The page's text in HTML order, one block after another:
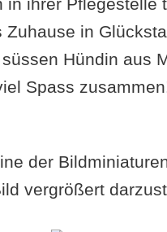
Zuhause in
Hündin aus
Spass
der
vergrößert